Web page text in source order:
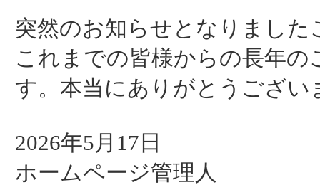
突然のお知らせとなりまし
これまでの皆様からの長年
す。本当にありがとうござい
2026年5月17日
ホームページ管理人